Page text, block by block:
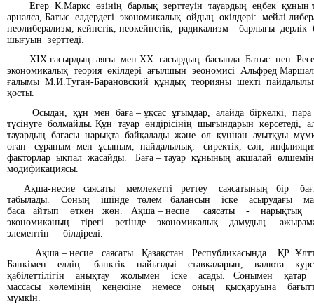
Егер К.Маркс өзінің барлық зерттеуін тауардың еңбек құнын
арналса, Батыс елдердегі экономикалық ойдың өкілдері: мейлі
неолиберализм, кейнстік, неокейнстік, радикализм – барлығы
шығуын зерттеді.
ХІХ ғасырдың аяғы мен ХХ ғасырдың басында Батыс пен
экономикалық теория өкілдері ағылшын эеономисі Альфред
ғалымы М.И.Туган-Барановский құндық теорияны шекті
қосты.
Осыдан, құн мен баға – ұқсас ұғымдар, алайда біркелкі,
түсінуге болмайды. Құн тауар өндірісінің шығындарын көрсетеді,
тауардың бағасы нарықта байқалады және ол құннан ауытқуы
оған сұраным мен ұсыным, пайдалылық, сиректік, сән,
факторлар ықпал жасайды. Баға – тауар құнының ақшалай
модификациясы.
Ақша-несие саясаты мемлекетті реттеу саясатының бір
табылады. Соның ішінде төлем балансын іске асырудағы
баса айтып өткен жөн. Ақша – несие саясаты - нарықтық
экономиканың тірегі ретінде экономикалық дамудың
элементін білдіреді.
Ақша – несие саясаты Қазақстан Республикасында ҚР
Банкімен елдің банктік пайыздыі ставкаларын, валюта
қабілеттілігін анықтау жолымен іске асады. Сонымен
массасы көлемінің кеңеюіне немесе оның қысқаруына
мүмкін.